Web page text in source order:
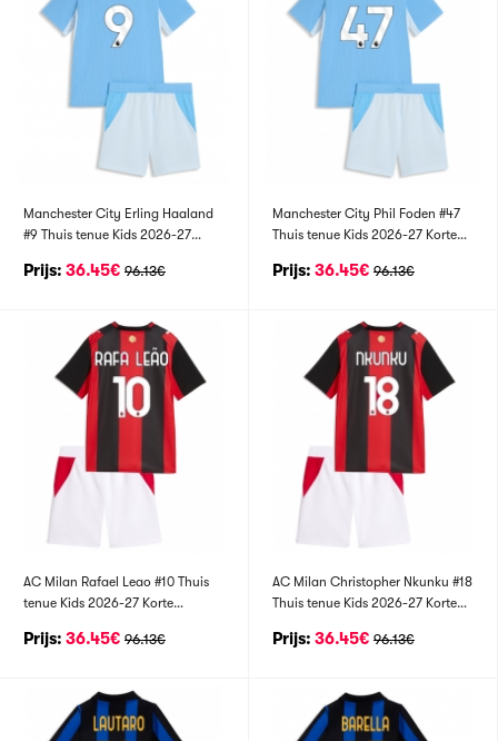
Manchester City Erling Haaland
#9 Thuis tenue Kids 2026-27
Prijs: 36.45€ 96.13€
Manchester City Phil Foden #47
Thuis tenue Kids 2026-27 Korte
Prijs: 36.45€ 96.13€
AC Milan Rafael Leao #10 Thuis
tenue Kids 2026-27 Korte
Prijs: 36.45€ 96.13€
AC Milan Christopher Nkunku #18
Thuis tenue Kids 2026-27 Korte
Prijs: 36.45€ 96.13€